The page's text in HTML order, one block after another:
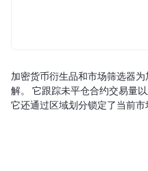
加密货币衍生品和市场筛选器
解。 它跟踪未平仓合约交易量
它还通过区域划分锁定了当前市